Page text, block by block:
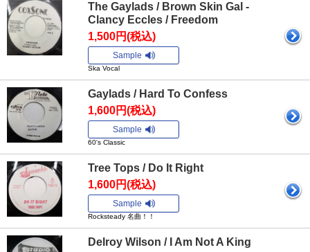
The Gaylads / Brown Skin Gal -
Clancy Eccles / Freedom
1,500円(税込)
Sample
Ska Vocal
Gaylads / Hard To Confess
1,600円(税込)
Sample
60's Classic
Tree Tops / Do It Right
1,600円(税込)
Sample
Rocksteady 名曲！！
Delroy Wilson / I Am Not A King